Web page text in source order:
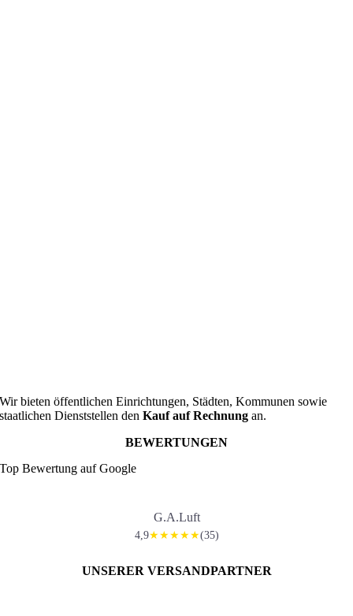
Wir bieten öffentlichen Einrichtungen, Städten, Kommunen sowie
staatlichen Dienststellen denKauf auf Rechnung an.
BEWERTUNGEN
Top Bewertung auf Google
G.A.Luft
4,9★★★★★(35)
UNSERER VERSANDPARTNER